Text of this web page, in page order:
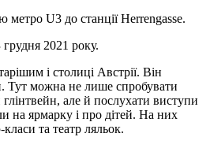
метро U3 до станції Herrengasse.
2021 року.
і столиці Австрії. Він
Тут можна не лише спробувати
глінтвейн, але й послухати виступи
на ярмарку і про дітей. На них
та театр ляльок.